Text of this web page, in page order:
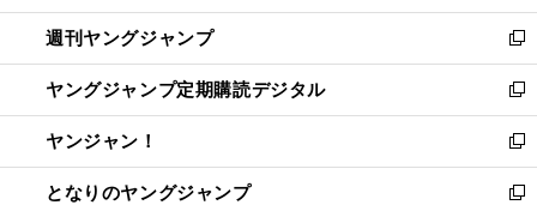
開
く
ウ
で
開
く
ン
ド
ウ
で
開
く
ウ
ィ
ン
ド
ウ
で
開
く
週刊ヤングジャンプ
新
し
い
ウ
ィ
ン
ド
ヤングジャンプ定期購読デジタル
新
し
い
ウ
ィ
ヤンジャン！
新
し
い
となりのヤングジャンプ
新